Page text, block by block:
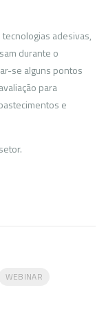
tecnologias adesivas,
durante o
se alguns pontos
para
e
WEBINAR